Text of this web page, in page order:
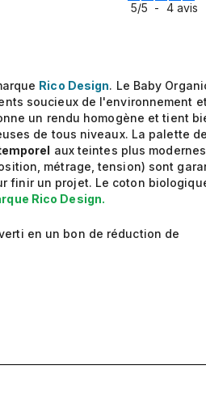
5/5 - 4 avis
Rico Design. Le Baby
soucieux de l'environnement
un rendu homogène et tient
de tous niveaux. La palette
aux teintes plus
métrage, tension) sont
finir un projet. Le coton
Rico Design.
en un bon de réduction de